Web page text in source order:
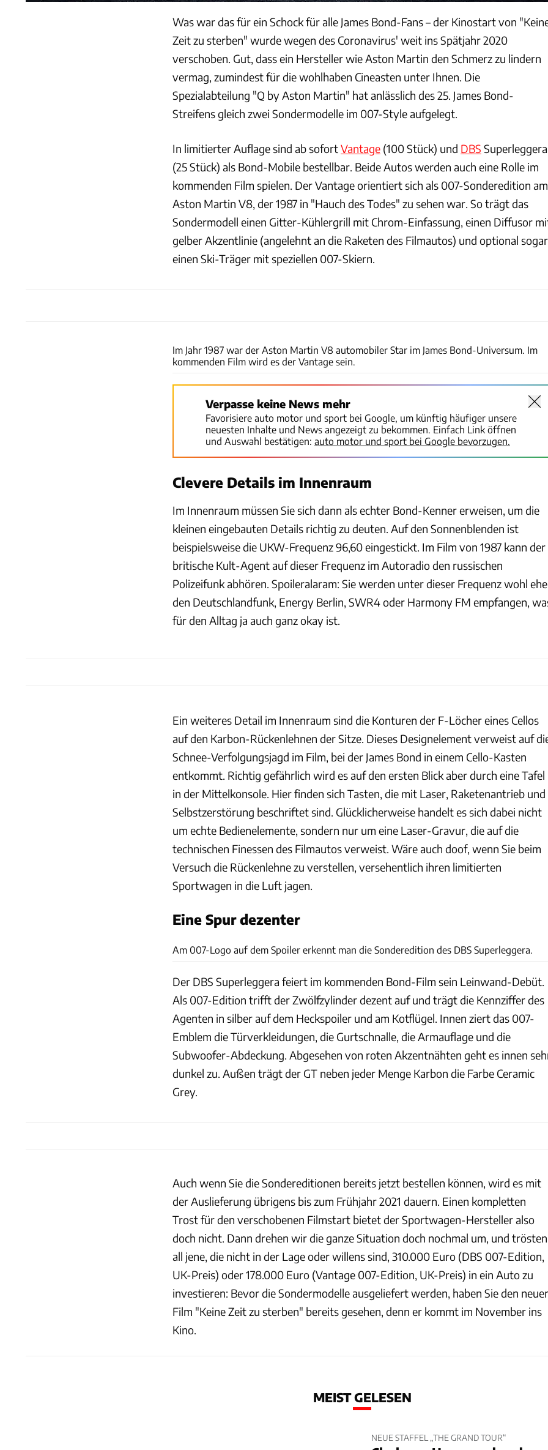
Was war das für ein Schock für alle James Bond-Fans – der Kinostart von
Zeit zu sterben" wurde wegen des Coronavirus' weit ins Spätjahr 2020
verschoben. Gut, dass ein Hersteller wie Aston Martin den Schmerz zu lindern
vermag, zumindest für die wohlhaben Cineasten unter Ihnen. Die
Spezialabteilung "Q by Aston Martin" hat anlässlich des 25. James Bond-
Streifens gleich zwei Sondermodelle im 007-Style aufgelegt.
In limitierter Auflage sind ab sofortVantage (100 Stück) und DBS Superleggera
(25 Stück) als Bond-Mobile bestellbar. Beide Autos werden auch eine Rolle im
kommenden Film spielen. Der Vantage orientiert sich als 007-Sonderedition am
Aston Martin V8, der 1987 in "Hauch des Todes" zu sehen war. So trägt das
Sondermodell einen Gitter-Kühlergrill mit Chrom-Einfassung, einen Diffusor
gelber Akzentlinie (angelehnt an die Raketen des Filmautos) und optional sogar
einen Ski-Träger mit speziellen 007-Skiern.
Im Jahr 1987 war der Aston Martin V8 automobiler Star im James Bond-Universum. Im
kommenden Film wird es der Vantage sein.
Verpasse keine News mehr
Favorisiere auto motor und sport bei Google, um künftig häufiger unsere
neuesten Inhalte und News angezeigt zu bekommen. Einfach Link öffnen
und Auswahl bestätigen: auto motor und sport bei Google bevorzugen.
Clevere Details im Innenraum
Im Innenraum müssen Sie sich dann als echter Bond-Kenner erweisen, um die
kleinen eingebauten Details richtig zu deuten. Auf den Sonnenblenden ist
beispielsweise die UKW-Frequenz 96,60 eingestickt. Im Film von 1987 kann der
britische Kult-Agent auf dieser Frequenz im Autoradio den russischen
Polizeifunk abhören. Spoileralaram: Sie werden unter dieser Frequenz wohl
den Deutschlandfunk, Energy Berlin, SWR4 oder Harmony FM empfangen,
für den Alltag ja auch ganz okay ist.
Ein weiteres Detail im Innenraum sind die Konturen der F-Löcher eines Cellos
auf den Karbon-Rückenlehnen der Sitze. Dieses Designelement verweist auf
Schnee-Verfolgungsjagd im Film, bei der James Bond in einem Cello-Kasten
entkommt. Richtig gefährlich wird es auf den ersten Blick aber durch eine Tafel
in der Mittelkonsole. Hier finden sich Tasten, die mit Laser, Raketenantrieb und
Selbstzerstörung beschriftet sind. Glücklicherweise handelt es sich dabei nicht
um echte Bedienelemente, sondern nur um eine Laser-Gravur, die auf die
technischen Finessen des Filmautos verweist. Wäre auch doof, wenn Sie beim
Versuch die Rückenlehne zu verstellen, versehentlich ihren limitierten
Sportwagen in die Luft jagen.
Eine Spur dezenter
Am 007-Logo auf dem Spoiler erkennt man die Sonderedition des DBS Superleggera.
Der DBS Superleggera feiert im kommenden Bond-Film sein Leinwand-Debüt.
Als 007-Edition trifft der Zwölfzylinder dezent auf und trägt die Kennziffer des
Agenten in silber auf dem Heckspoiler und am Kotflügel. Innen ziert das 007-
Emblem die Türverkleidungen, die Gurtschnalle, die Armauflage und die
Subwoofer-Abdeckung. Abgesehen von roten Akzentnähten geht es innen
dunkel zu. Außen trägt der GT neben jeder Menge Karbon die Farbe Ceramic
Grey.
Auch wenn Sie die Sondereditionen bereits jetzt bestellen können, wird es mit
der Auslieferung übrigens bis zum Frühjahr 2021 dauern. Einen kompletten
Trost für den verschobenen Filmstart bietet der Sportwagen-Hersteller also
doch nicht. Dann drehen wir die ganze Situation doch nochmal um, und trösten
all jene, die nicht in der Lage oder willens sind, 310.000 Euro (DBS 007-Edition,
UK-Preis) oder 178.000 Euro (Vantage 007-Edition, UK-Preis) in ein Auto zu
investieren: Bevor die Sondermodelle ausgeliefert werden, haben Sie den
Film "Keine Zeit zu sterben" bereits gesehen, denn er kommt im November ins
Kino.
MEIST GELESEN
NEUE STAFFEL „THE GRAND TOUR“